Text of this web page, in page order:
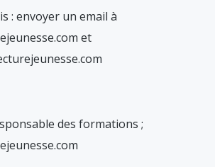
: envoyer un email à
et
des formations ;